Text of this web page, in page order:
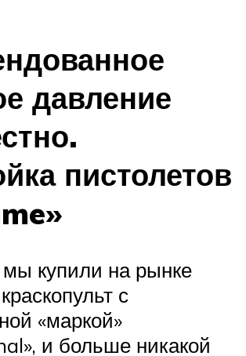
давление
пистолетов
купили на рынке
с
«маркой»
и больше никакой